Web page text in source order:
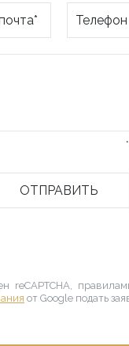
reCAPTCHA,
от Google подать